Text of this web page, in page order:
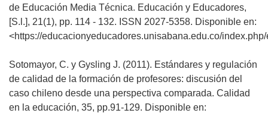
de Educación Media Técnica. Educación y Educadores,
[S.l.], 21(1), pp. 114 - 132. ISSN 2027-5358. Disponible en:
<https://educacionyeducadores.unisabana.edu.co/
Sotomayor, C. y Gysling J. (2011). Estándares y regulación
de calidad de la formación de profesores: discusión del
caso chileno desde una perspectiva comparada. Calidad
en la educación, 35, pp.91-129. Disponible en: